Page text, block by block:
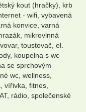
kout (hračky), krb
- wifi, vybavená
konvice, varná
mikrovlnná
toustovač, el.
koupelna s wc
se sprchovým
wc, wellness,
vířivka, fitnes,
rádio, společenské